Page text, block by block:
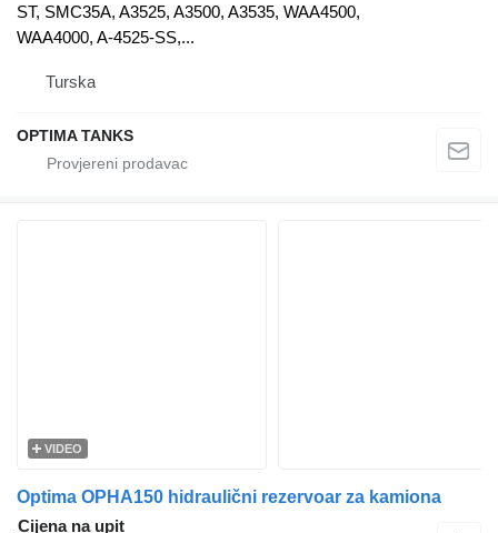
ST, SMC35A, A3525, A3500, A3535, WAA4500,
WAA4000, A-4525-SS,...
Turska
OPTIMA TANKS
VIDEO
Optima OPHA150 hidraulični rezervoar za kamiona
Cijena na upit